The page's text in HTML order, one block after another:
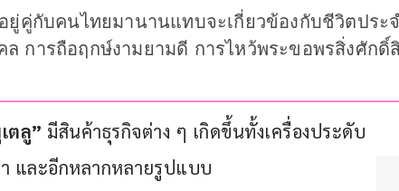
ยู่คู่กับคนไทยมานานแทบจะเกี่ยวข้องกับชีวิตประ
การถือฤกษ์งามยามดี การไหว้พระขอพรสิ่งศัก
ตลู” มีสินค้าธุรกิจต่าง ๆ เกิดขึ้นทั้งเครื่องประดับ
และอีกหลากหลายรูปแบบ